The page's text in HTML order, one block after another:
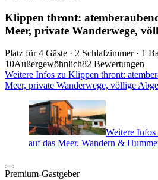
Klippen thront:
Meer, private Wanderwege,
Platz für 4 Gäste · 2 Schlafzimmer · 1
10Außergewöhnlich82 Bewertungen
Weitere Infos zu Klippen thront:
Meer, private Wanderwege, völlige
Weitere
auf das Meer, Wandern &
Premium-Gastgeber